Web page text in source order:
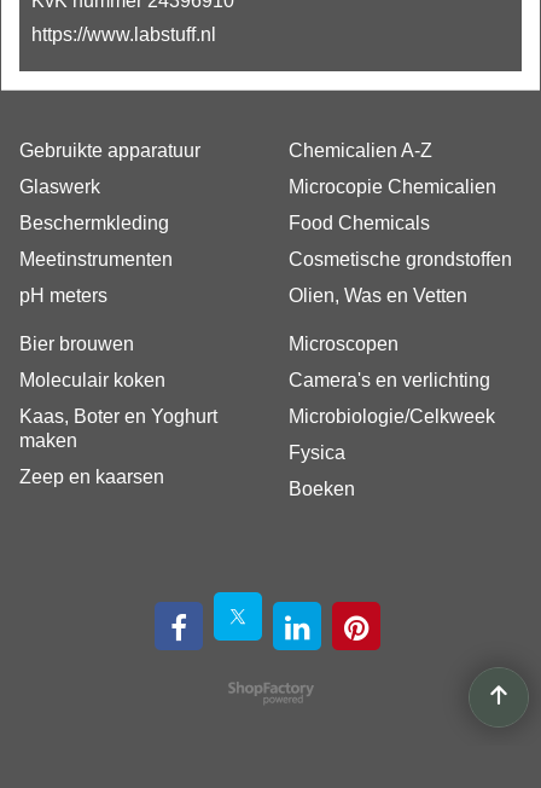
https://www.labstuff.nl
Gebruikte apparatuur
Glaswerk
Beschermkleding
Meetinstrumenten
pH meters
Chemicalien A-Z
Microcopie Chemicalien
Food Chemicals
Cosmetische grondstoffen
Olien, Was en Vetten
Bier brouwen
Moleculair koken
Kaas, Boter en Yoghurt
maken
Zeep en kaarsen
Microscopen
Camera's en verlichting
Microbiologie/Celkweek
Fysica
Boeken
Webwinkel gemaakt met
ShopFactory webwinkel